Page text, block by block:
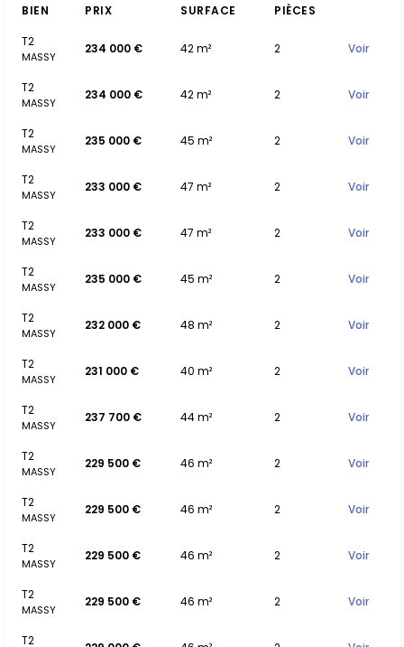
BIEN PRIX SURFACE
PIÈCES
T2
MASSY
234 000 € 42 m² 2 Voir
T2
MASSY
234 000 € 42 m² 2 Voir
T2
MASSY
235 000 € 45 m² 2 Voir
T2
MASSY
233 000 € 47 m² 2 Voir
T2
MASSY
233 000 € 47 m² 2 Voir
T2
MASSY
235 000 € 45 m² 2 Voir
T2
MASSY
232 000 € 48 m² 2 Voir
T2
MASSY
231 000 € 40 m² 2 Voir
T2
MASSY
237 700 € 44 m² 2 Voir
T2
MASSY
229 500 € 46 m² 2 Voir
T2
MASSY
229 500 € 46 m² 2 Voir
T2
MASSY
229 500 € 46 m² 2 Voir
T2
MASSY
229 500 € 46 m² 2 Voir
T2